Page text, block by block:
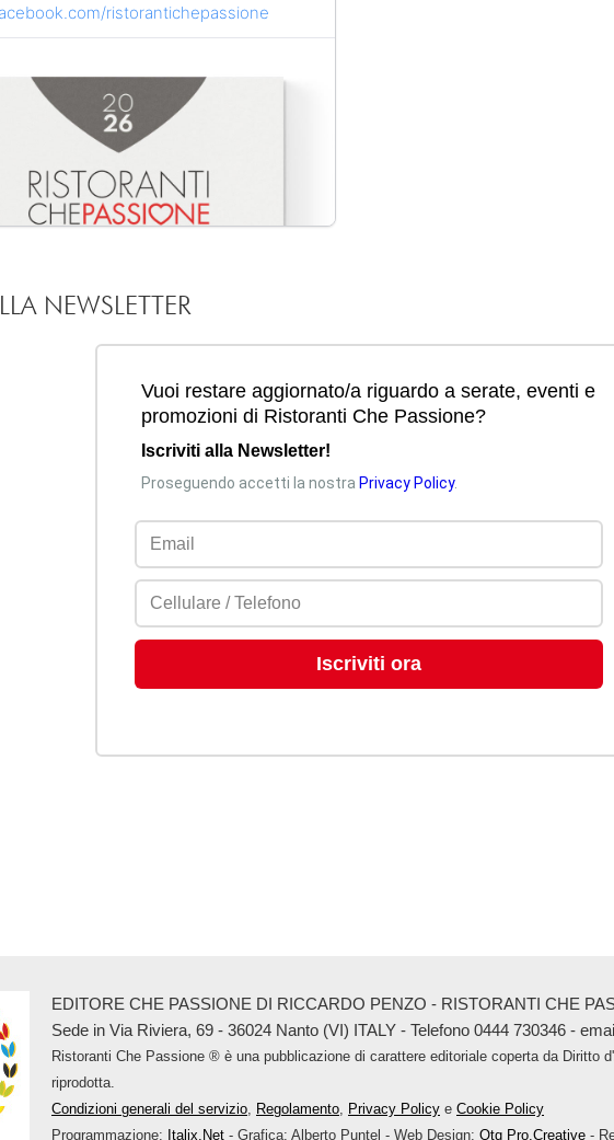
ristorantichepassione
Commenta
NEWSLETTER
EDITORE CHE PASSIONE DI RICCARDO PENZO - RISTORANTI CHE
Sede in Via Riviera, 69 - 36024 Nanto (VI) ITALY - Telefono 0444 730346 -
Ristoranti Che Passione ® è una pubblicazione di carattere editoriale coperta da Diritto
riprodotta.
Condizioni generali del servizio
Regolamento Privacy Policy e Cookie Policy
Programmazione: Italix.Net - Grafica: Alberto Puntel - Web Design: Otq Pro.Creative -